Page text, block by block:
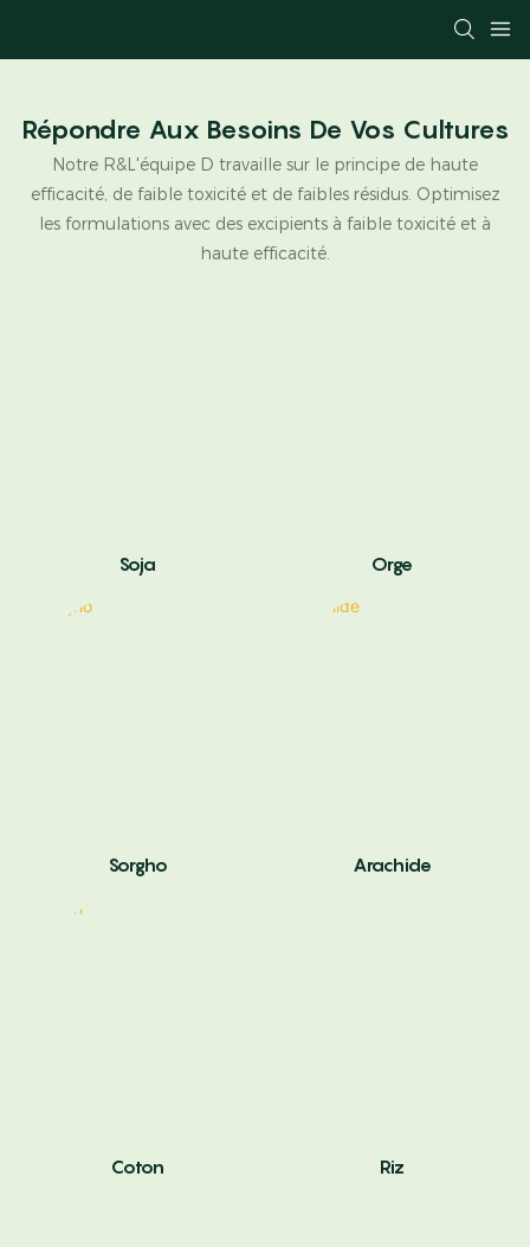
Répondre Aux Besoins De Vos Cultures
Notre R&L'équipe D travaille sur le principe de haute
efficacité, de faible toxicité et de faibles résidus. Optimisez
les formulations avec des excipients à faible toxicité et à
haute efficacité.
Soja Orge
Sorgho Arachide
Coton Riz